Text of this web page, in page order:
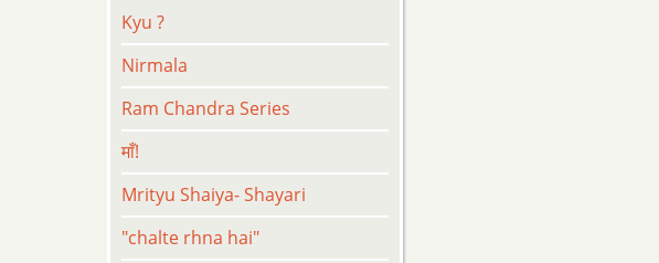
Kyu ?
Nirmala
Ram Chandra Series
माँ!
Mrityu Shaiya- Shayari
"chalte rhna hai"